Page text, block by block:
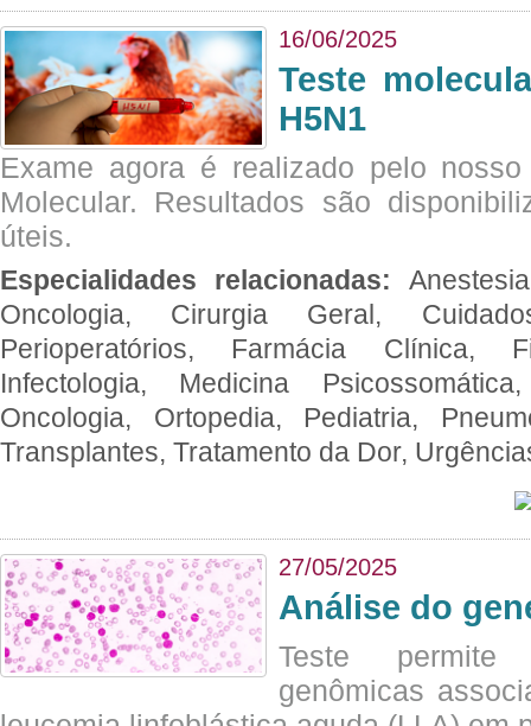
16/06/2025
Teste
H5N1
Exame agora é realizado pelo
Molecular. Resultados são
úteis.
Especialidades relacionadas:
Oncologia, Cirurgia Geral,
Perioperatórios, Farmácia Clínica,
Infectologia, Medicina
Oncologia, Ortopedia, Pediatria,
Transplantes, Tratamento da Dor,
27/05/2025
Análise do
Teste permite
genômicas